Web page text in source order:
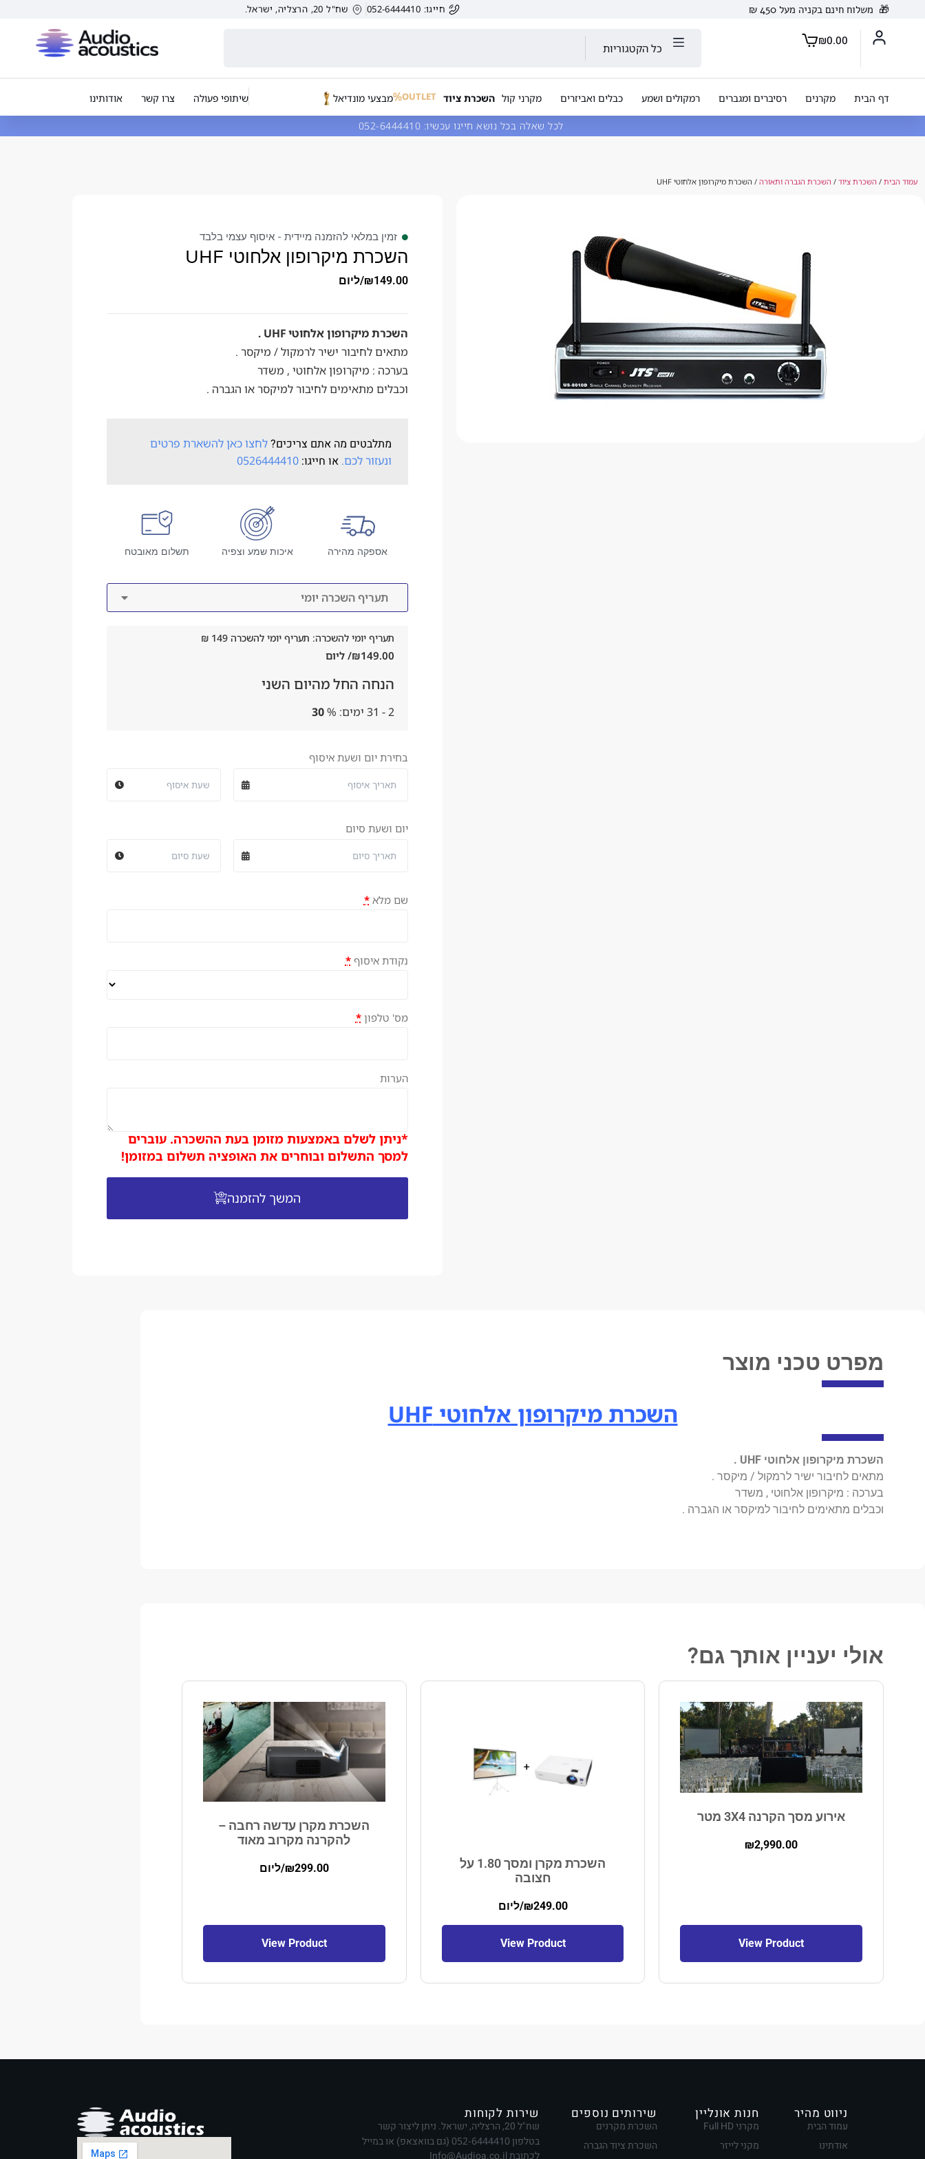
🎁 משלוח חינם בקניה מעל 450 ₪ חייגו: 052-6444410 שח"ל 20, הרצליה, ישראל.
₪0.00
כל הקטגוריות
דף הבית מקרנים רסיברים ומגברים רמקולים ושמע כבלים ואביזרים מקרני קול השכרת ציוד OUTLET מבצעי מונדיאל שיתופי פעולה צרו קשר אודותינו
לכל שאלה בכל נושא חייגו עכשיו:
עמוד הבית / השכרת ציוד / השכרת הגברה ותאורה / השכרת מיקרופון אלחוטי UHF
זמין במלאי להזמנה מיידית - איסוף עצמי בלבד
השכרת מיקרופון אלחוטי UHF
₪149.00 /ליום
השכרת מיקרופון אלחוטי UHF .
מתאים לחיבור ישיר לרמקול / מיקסר .
בערכה : מיקרופון אלחוטי , משדר
וכבלים מתאימים לחיבור למיקסר או הגברה .
מתלבטים מה אתם צריכים?לחצו כאן להשארת פרטים
ונעזור לכם. או חייגו:0526444410
אספקה מהירה איכות שמע וצפיה תשלום מאובטח
תעריף השכרה יומי
תעריף יומי להשכרה: תעריף יומי להשכרה 149 ₪
₪149.00 / ליום
הנחה החל מהיום השני
2 - 31 ימים: 30%
בחירת יום ושעת איסוף
יום ושעת סיום
שם מלא *
נקודת איסוף *
מס' טלפון *
הערות
*ניתן לשלם באמצעות מזומן בעת ההשכרה. עוברים
למסך התשלום ובוחרים את האופציה תשלום במזומן!
המשך להזמנה
מפרט טכני מוצר
השכרת מיקרופון אלחוטי UHF
השכרת מיקרופון אלחוטי UHF .
מתאים לחיבור ישיר לרמקול / מיקסר .
בערכה : מיקרופון אלחוטי , משדר
וכבלים מתאימים לחיבור למיקסר או הגברה .
אולי יעניין אותך גם?
אירוע מסך הקרנה 3X4 מטר
₪2,990.00
View Product
השכרת מקרן ומסך 1.80 על
חצובה
₪249.00 /ליום
View Product
השכרת מקרן עדשה רחבה –
להקרנה מקרוב מאוד
₪299.00 /ליום
View Product
ניווט מהיר
עמוד הבית
אודתינו
חנות אונליין
מקרני Full HD
מקני לייזר
שירותים נוספים
השכרת מקרנים
השכרת ציוד הגברה
שירות לקוחות
שח"ל 20, הרצליה, ישראל. ניתן ליצור קשר
בטלפון 052-6444410 (גם בוואצאפ) או במייל
לכתובת Info@Audioa.co.il